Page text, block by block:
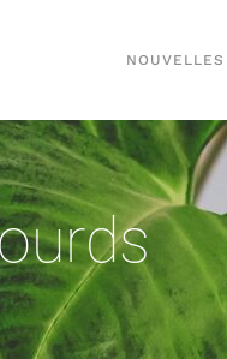
NOUVELLES